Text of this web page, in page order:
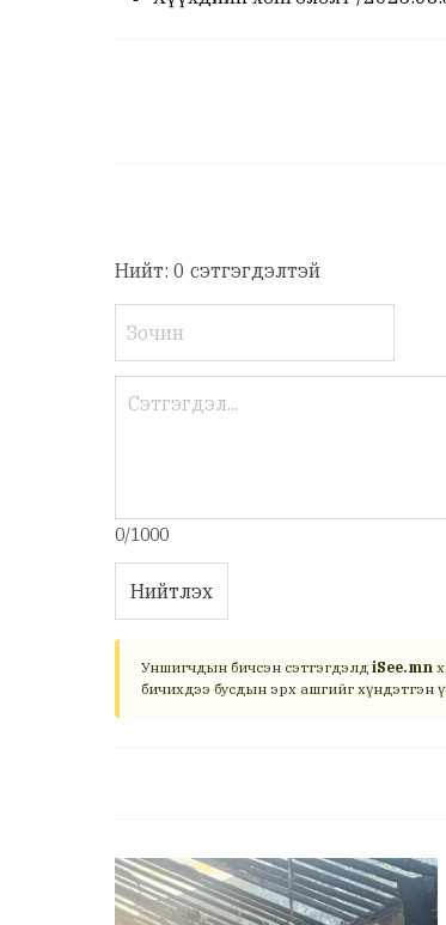
Нийт: 0 сэтгэгдэлтэй
0/1000
Нийтлэх
Уншигчдын бичсэн сэтгэгдэлд iSee.mn
бичихдээ бусдын эрх ашгийг хүндэтгэн